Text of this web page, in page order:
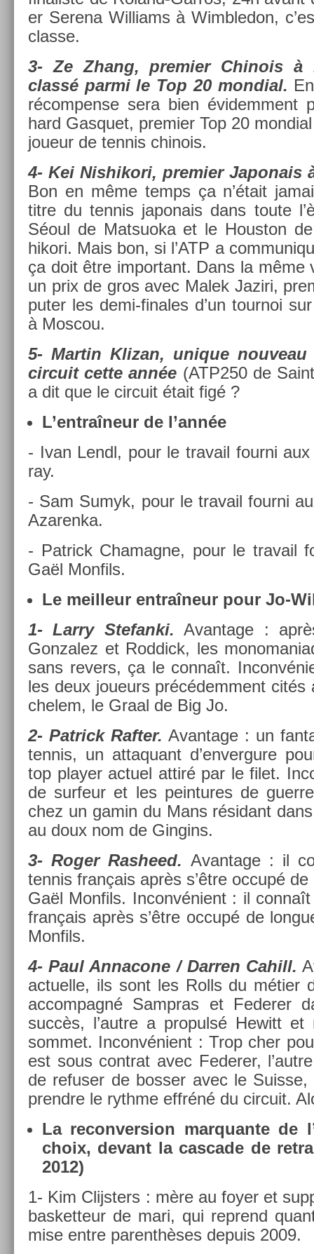
er Serena Wil­liams à Wimbledon,
clas­se.
3- Ze Zhang, pre­mi­er Chinois à
classé parmi le Top 20 mon­di­al.
récom­pense sera bien évidem­ment
hard Gas­quet, pre­mi­er Top 20
joueur de ten­nis chinois.
4- Kei Nis­hikori, pre­mi­er Japonais
Bon en même temps ça n’était
titre du ten­nis japonais dans toute
Séoul de Mat­suoka et le Hous­ton
hikori. Mais bon, si l’ATP a
ça doit être im­por­tant. Dans la même
un prix de gros avec Malek Jaziri,
put­er les demi-finales d’un tour­noi
à Mos­cou.
5- Mar­tin Klizan, uni­que
cir­cuit cette année (ATP250 de
a dit que le cir­cuit était figé ?
L’entraîneur de l’année
- Ivan Lendl, pour le travail four­ni
ray.
- Sam Sumyk, pour le travail four­ni
Azaren­ka.
- Pat­rick Chamag­ne, pour le travail
Gaël Mon­fils.
Le meil­leur entraîneur pour Jo-
1- Larry Stefan­ki. Avan­tage :
Gon­zalez et Rod­dick, les
sans re­v­ers, ça le connaît.
les deux joueurs précédem­ment
chelem, le Graal de Big Jo.
2- Pat­rick Raft­er. Avan­tage : un
ten­nis, un at­taquant d’en­vergure
top play­er ac­tuel attiré par le filet.
de sur­feur et les pein­tures de
chez un gamin du Mans résidant
au doux nom de Gin­gins.
3- Roger Ras­heed. Avan­tage : il
ten­nis français après s’être occupé
Gaël Mon­fils. In­convénient : il
français après s’être occupé de
Mon­fils.
4- Paul An­nacone / Darr­en Cahill.
ac­tuel­le, ils sont les Rolls du métier
ac­compagné Sampras et Feder­er
succès, l’autre a pro­pulsé Hewitt et
som­met. In­convénient : Trop cher
est sous contra­t avec Feder­er,
de re­fus­er de boss­er avec le
prendre le rythme effréné du cir­cuit.
La re­con­vers­ion mar­quan­te de
choix, de­vant la cas­cade de
2012)
1- Kim Clijst­ers : mère au foyer et
bas­ketteur de mari, qui re­prend
mise entre parenthèses de­puis 2009.